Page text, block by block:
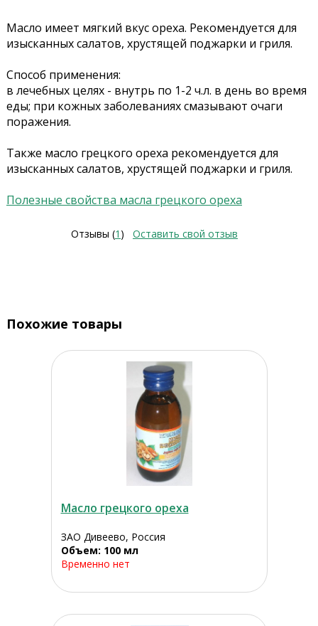
Масло имеет мягкий вкус ореха. Рекомендуется для
изысканных салатов, хрустящей поджарки и гриля.
Способ применения:
в лечебных целях - внутрь по 1-2 ч.л. в день во время
еды; при кожных заболеваниях смазывают очаги
поражения.
Также масло грецкого ореха рекомендуется для
изысканных салатов, хрустящей поджарки и гриля.
Полезные свойства масла грецкого ореха
Отзывы (1 ) Оставить свой отзыв
Похожие товары
Масло грецкого ореха
ЗАО Дивеево, Россия
Объем: 100 мл
Временно нет